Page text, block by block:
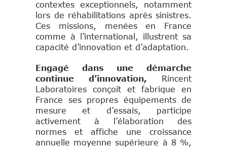
contextes exceptionnels, notamment
lors de réhabilitations après sinistres.
Ces missions, menées en France
comme à l’international, illustrent sa
capacité d’innovation et d’adaptation.
Engagé dans une démarche
continue d’innovation, Rincent
Laboratoires conçoit et fabrique en
France ses propres équipements de
mesure et d’essais, participe
activement à l’élaboration des
normes et affiche une croissance
annuelle moyenne supérieure à 8 %,